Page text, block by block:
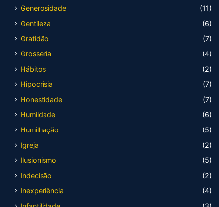
Generosidade
(11)
Gentileza
(6)
Gratidão
(7)
Grosseria
(4)
Hábitos
(2)
Hipocrisia
(7)
Honestidade
(7)
Humildade
(6)
Humilhação
(5)
Igreja
(2)
Ilusionismo
(5)
Indecisão
(2)
Inexperiência
(4)